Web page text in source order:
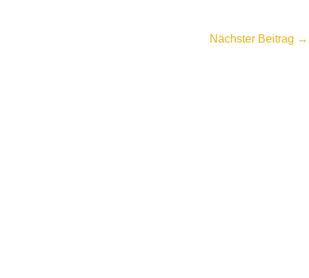
Nächster Beitrag →